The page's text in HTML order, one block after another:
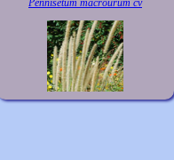
Pennisetum macrourum cv